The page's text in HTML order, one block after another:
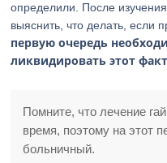
определили. После
выяснить, что делать, если
первую очередь
ликвидировать этот
Помните, что лечение
время, поэтому на этот
больничный.